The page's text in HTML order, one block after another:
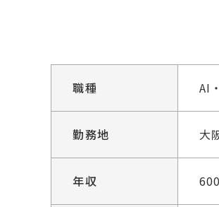
職種 AI
勤務地 大
年収